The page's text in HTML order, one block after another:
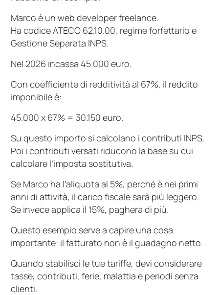
Marco è un web developer freelance.
Ha codice ATECO 62.10.00, regime forfettario e
Gestione Separata INPS.
Nel 2026 incassa 45.000 euro.
Con coefficiente di redditività al 67%, il reddito
imponibile è:
45.000 x 67% = 30.150 euro.
Su questo importo si calcolano i contributi INPS.
Poi i contributi versati riducono la base su cui
calcolare l’imposta sostitutiva.
Se Marco ha l’aliquota al 5%, perché è nei primi
anni di attività, il carico fiscale sarà più leggero.
Se invece applica il 15%, pagherà di più.
Questo esempio serve a capire una cosa
importante: il fatturato non è il guadagno netto.
Quando stabilisci le tue tariffe, devi considerare
tasse, contributi, ferie, malattia e periodi senza
clienti.